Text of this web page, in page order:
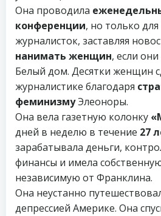
Она проводила
конференции, но только
журналисток, заставляя
нанимать женщин, если
Белый дом. Десятки женщин
журналистике благодаря
феминизмуЭлеоноры.
Она вела газетную колонку
дней в неделю в течение 27
зарабатывала деньги,
финансы и имела
независимую от Франклина.
Она неустанно
депрессией Америке. Она